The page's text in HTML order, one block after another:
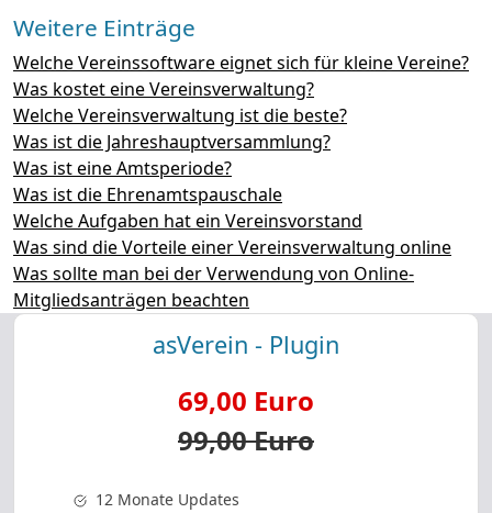
Weitere Einträge
Welche Vereinssoftware eignet sich für kleine Vereine?
Was kostet eine Vereinsverwaltung?
Welche Vereinsverwaltung ist die beste?
Was ist die Jahreshauptversammlung?
Was ist eine Amtsperiode?
Was ist die Ehrenamtspauschale
Welche Aufgaben hat ein Vereinsvorstand
Was sind die Vorteile einer Vereinsverwaltung online
Was sollte man bei der Verwendung von Online-
Mitgliedsanträgen beachten
asVerein - Plugin
69,00 Euro
99,00 Euro
12 Monate Updates